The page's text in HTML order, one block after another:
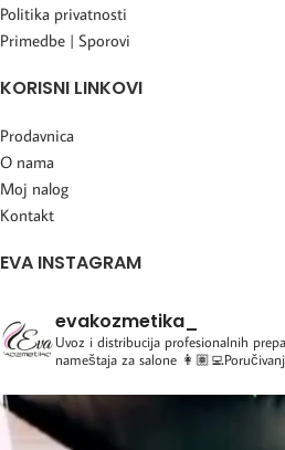
Politika privatnosti
Primedbe | Sporovi
KORISNI LINKOVI
Prodavnica
O nama
Moj nalog
Kontakt
EVA INSTAGRAM
evakozmetika_
Uvoz i distribucija profesionalnih
nameštaja za salone